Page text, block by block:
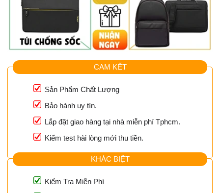
CAM KẾT
Sản Phẩm Chất Lượng
Bảo hành uy tín.
Lắp đặt giao hàng tại nhà miễn phí Tphcm.
Kiểm test hài lòng mới thu tiền.
KHÁC BIỆT
Kiểm Tra Miễn Phí